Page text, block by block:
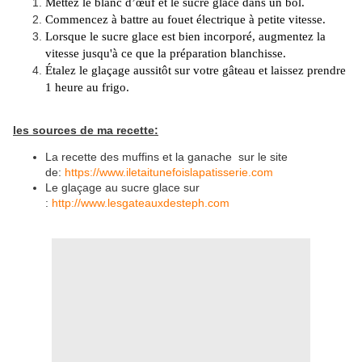
Commencez à battre au fouet électrique à petite vitesse.
Lorsque le sucre glace est bien incorporé, augmentez la
vitesse jusqu'à ce que la préparation blanchisse.
Étalez le glaçage aussitôt sur votre gâteau et laissez prendre
1 heure au frigo.
les sources de ma recette:
La recette des muffins et la ganache sur le site
de: https://www.iletaitunefoislapatisserie.com
Le glaçage au sucre glace sur
: http://www.lesgateauxdesteph.com